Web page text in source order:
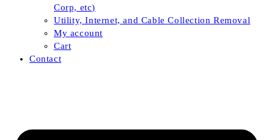
Corp, etc)
Utility, Internet, and Cable Collection Removal
My account
Cart
Contact